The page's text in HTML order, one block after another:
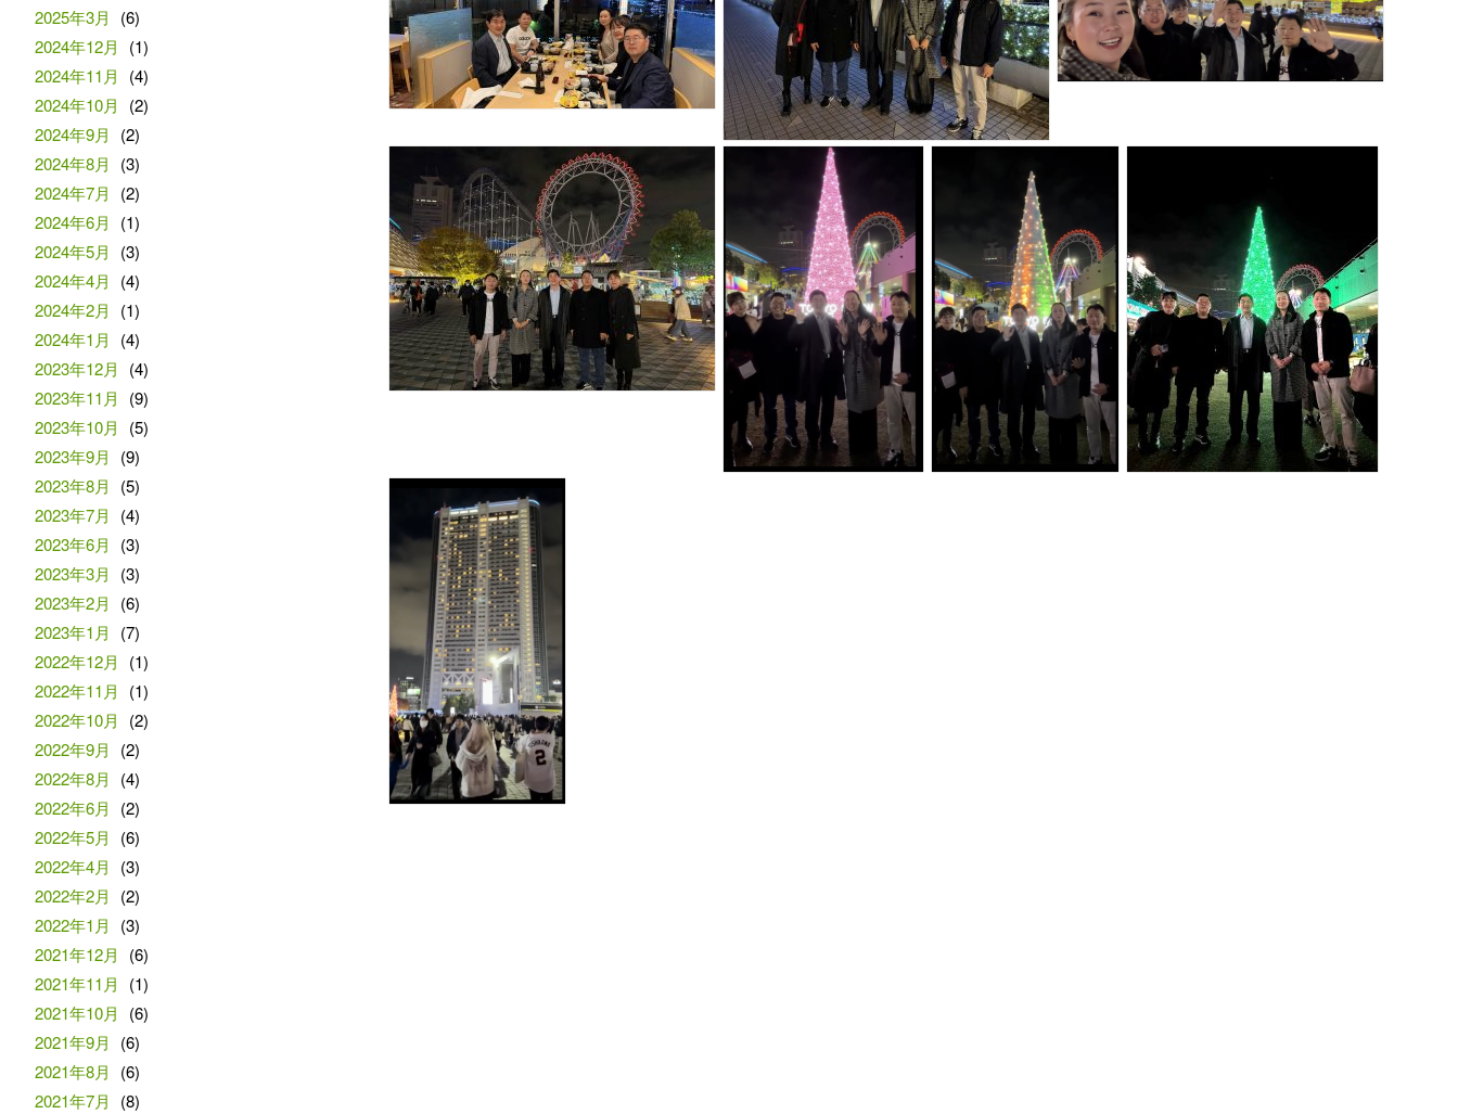
2025年3月
(6)
2024年12月
(1)
2024年11月
(4)
2024年10月
(2)
2024年9月
(2)
2024年8月
(3)
2024年7月
(2)
2024年6月
(1)
2024年5月
(3)
2024年4月
(4)
2024年2月
(1)
2024年1月
(4)
2023年12月
(4)
2023年11月
(9)
2023年10月
(5)
2023年9月
(9)
2023年8月
(5)
2023年7月
(4)
2023年6月
(3)
2023年3月
(3)
2023年2月
(6)
2023年1月
(7)
2022年12月
(1)
2022年11月
(1)
2022年10月
(2)
2022年9月
(2)
2022年8月
(4)
2022年6月
(2)
2022年5月
(6)
2022年4月
(3)
2022年2月
(2)
2022年1月
(3)
2021年12月
(6)
2021年11月
(1)
2021年10月
(6)
2021年9月
(6)
2021年8月
(6)
2021年7月
(8)